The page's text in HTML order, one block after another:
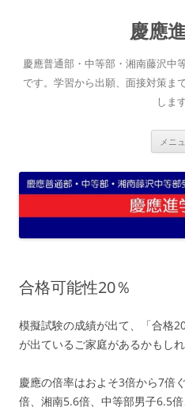
へ
ス
キ
慶應
慶應普通部・中等部・湘南藤沢中
です。学習から出願、面接対策ま
します
メニ
合格可能性20％
模擬試験の成績が出て、「合格
が出ているご家庭があるかもしれ
慶應の倍率はおよそ3倍から7倍
倍、湘南5.6倍、中等部男子6.5